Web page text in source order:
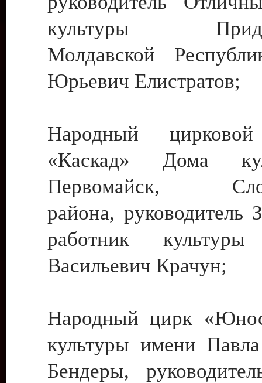
культуры
Молдавской
Юрьевич Елистратов;
Народный цирковой
«Каскад» Дома
Первомайск,
района, руководитель
работник культуры
Васильевич Крачун;
Народный цирк
культуры имени
Бендеры,